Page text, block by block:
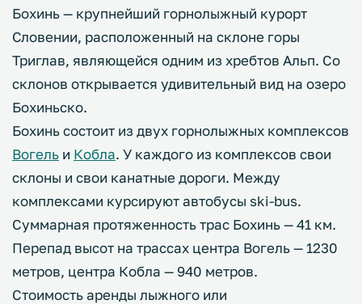
Бохинь — крупнейший горнолыжный курорт
Словении, расположенный на склоне горы
Триглав, являющейся одним из хребтов Альп. Со
склонов открывается удивительный вид на озеро
Бохиньско.
Бохинь состоит из двух горнолыжных комплексов
Вогель и Кобла. У каждого из комплексов свои
склоны и свои канатные дороги. Между
комплексами курсируют автобусы ski-bus.
Суммарная протяженность трас Бохинь — 41 км.
Перепад высот на трассах центра Вогель — 1230
метров, центра Кобла — 940 метров.
Стоимость аренды лыжного или